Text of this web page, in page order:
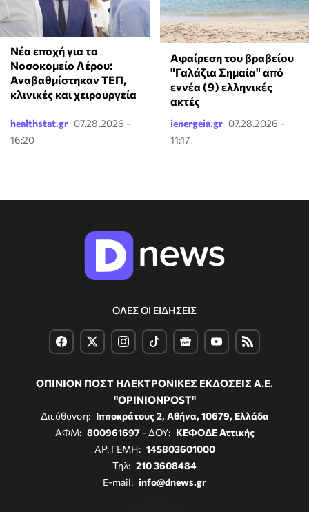
Νέα εποχή για το
Νοσοκομείο Λέρου:
Αναβαθμίστηκαν ΤΕΠ,
κλινικές και χειρουργεία
healthstat.gr 07.28.2026 -
16:20
Αφαίρεση του βραβείου
"Γαλάζια Σημαία" από
εννέα (9) ελληνικές
ακτές
ienergeia.gr 07.28.2026 -
11:17
ΟΛΕΣ ΟΙ ΕΙΔΗΣΕΙΣ
ΟΠΙΝΙΟΝ ΠΟΣΤ ΗΛΕΚΤΡΟΝΙΚΕΣ ΕΚΔΟΣΕΙΣ Α.Ε.
"OPINIONPOST"
Διεύθυνση: Ιπποκράτους 2, Αθήνα, 10679, Ελλάδα
ΑΦΜ: 800961697- ΔΟΥ: ΚΕΦΟΔΕ Αττικής
ΑΡ. ΓΕΜΗ: 145803601000
Τηλ: 210 3608484
E-mail: info@dnews.gr